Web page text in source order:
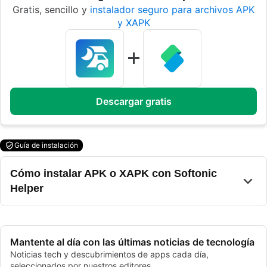
Gratis, sencillo y instalador seguro para archivos APK
y XAPK
Descargar gratis
Guía de instalación
Cómo instalar APK o XAPK con Softonic
Helper
Mantente al día con las últimas noticias de tecnología
Noticias tech y descubrimientos de apps cada día,